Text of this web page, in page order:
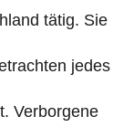
tätig. Sie
jedes
Verborgene